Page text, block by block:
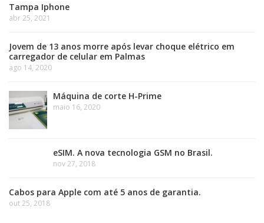
Tampa Iphone
abr 25, 2021
Jovem de 13 anos morre após levar choque elétrico em
carregador de celular em Palmas
ago 14, 2020
Máquina de corte H-Prime
maio 16, 2020
eSIM. A nova tecnologia GSM no Brasil.
nov 27, 2018
Cabos para Apple com até 5 anos de garantia.
out 25, 2018